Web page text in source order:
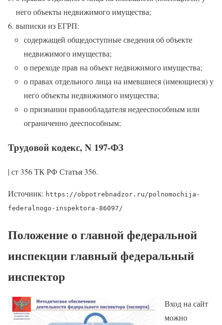
него объекты недвижимого имущества;
выписки из ЕГРП:
содержащей общедоступные сведения об объекте
недвижимого имущества;
о переходе прав на объект недвижимого имущества;
о правах отдельного лица на имевшиеся (имеющиеся) у
него объекты недвижимого имущества;
о признании правообладателя недееспособным или
ограниченно дееспособным;
Трудовой кодекс, N 197-ФЗ
| ст 356 ТК РФ Статья 356.
Источник: https://obpotrebnadzor.ru/polnomochija-
federalnogo-inspektora-86097/
Положение о главной федеральной
инспекции главный федеральный
инспектор
Вход на сайт
можно